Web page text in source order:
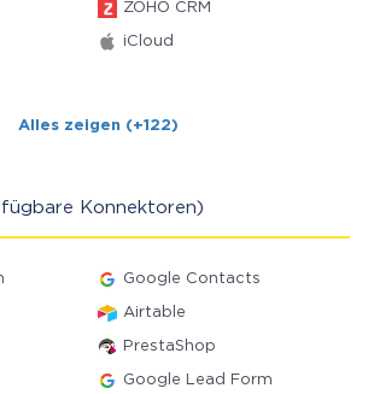
ZOHO CRM
iCloud
Alles zeigen (+122)
Konnektoren)
Google Contacts
Airtable
PrestaShop
Google Lead Form